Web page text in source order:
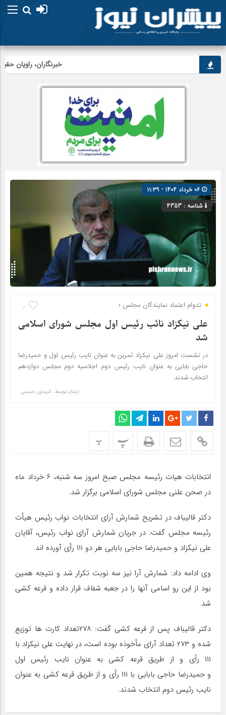
خبرنگاران، راویان
شناسه : 4353
3 تدوام اعتماد نمایندگان مجلس ؛
علی نیکزاد نائب رئیس اول مجلس شورای اسلامی
شد
در نشست امروز علی نیکزاد ثمرین به عنوان نایب رئیس اول و حمیدرضا
حاجی بابایی به عنوان نایب رئیس دوم اجلاسیه دوم مجلس دوازدهم
انتخاب شدند.
ارسال توسط : فریدون حسینی
پ پ
انتخابات هیات رئیسه مجلس صبح امروز سه شنبه، ۶ خرداد ماه
در صحن علنی مجلس شورای اسلامی برگزار شد.
دکتر قالیباف در تشریح شمارش آرای انتخابات نواب رئیس هیأت
رئیسه مجلس گفت: در جریان شمارش آرای نواب رئیس، آقایان
علی نیکزاد و حمیدرضا حاجی بابایی هر دو ۱۱۱ رأی آورده اند.
وی ادامه داد: شمارش آرا نیز سه نوبت تکرار شد و نتیجه همین
بود از این رو اسامی آنها را در جعبه شفاف قرار داده و قرعه کشی
شد.
دکتر قالیباف پس از قرعه کشی گفت: ۲۷۸تعداد کارت ها توزیع
شده و ۲۷۳
تعداد آرای مأخوذه بوده است، در نهایت علی نیکزاد با
۱۱۱ رأی و از طریق قرعه کشی به عنوان نایب رئیس اول
و
حمیدرضا حاجی بابایی با ۱۱۱ رأی و از طریق قرعه کشی به عنوان
نایب رئیس دوم انتخاب شدند.